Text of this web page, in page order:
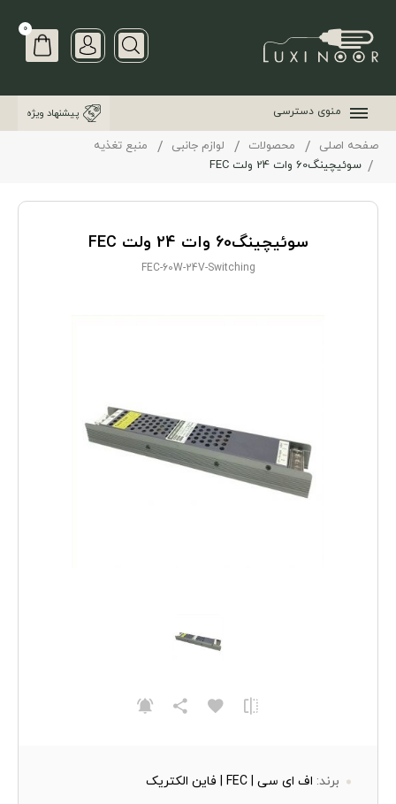
0
منوی دسترسی پیشنهاد ویژه
صفحه اصلی محصولات لوازم جانبی
منبع تغذیه
سوئیچینگ60 وات 24 ولت FEC
سوئیچینگ60 وات 24 ولت FEC
FEC-60W-24V-Switching
برند: اف ای سی | FEC | فاین الکتریک